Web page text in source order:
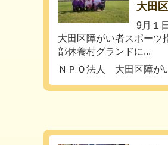
大田
9月１
大田区障がい者スポーツ
部休養村グランドに...
ＮＰＯ法人 大田区障が